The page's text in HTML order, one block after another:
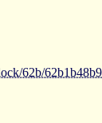
62b/